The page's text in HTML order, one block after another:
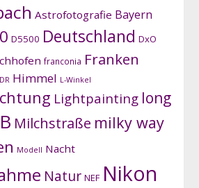
Astrofotografie Bayern
D5500 Deutschland DxO
franconia Franken
Himmel L-Winkel
Lightpainting long
Milchstraße milky way
Modell Nacht
Natur NEF Nikon